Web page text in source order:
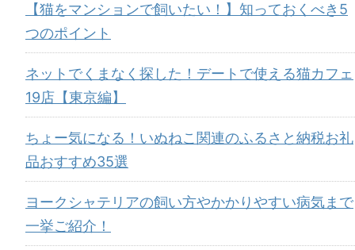
【猫をマンションで飼いたい！】知っておくべき5
つのポイント
ネットでくまなく探した！デートで使える猫カフェ
19店【東京編】
ちょー気になる！いぬねこ関連のふるさと納税お礼
品おすすめ35選
ヨークシャテリアの飼い方やかかりやすい病気まで
一挙ご紹介！